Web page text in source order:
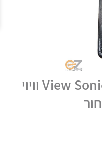
שלט חלופי למקרן View Sonic וויוי